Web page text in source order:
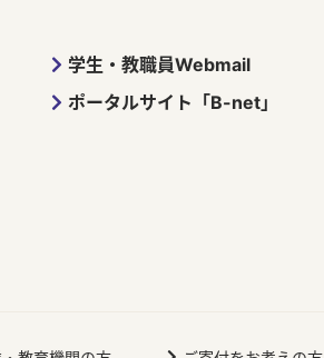
学生・教職員Webmail
ポータルサイト「B-net」